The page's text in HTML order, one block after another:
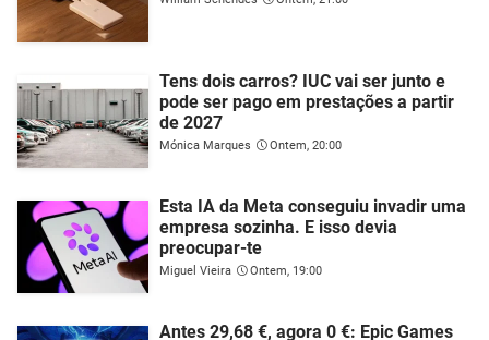
Tens dois carros? IUC vai ser junto e
pode ser pago em prestações a partir
de 2027
Mónica Marques Ontem, 20:00
Esta IA da Meta conseguiu invadir uma
empresa sozinha. E isso devia
preocupar-te
Miguel Vieira Ontem, 19:00
Antes 29,68 €, agora 0 €: Epic Games